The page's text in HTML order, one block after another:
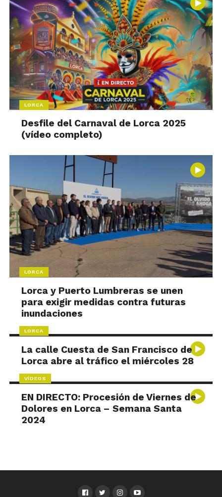
LORCA
Desfile del Carnaval de Lorca 2025
(vídeo completo)
LORCA
Lorca y Puerto Lumbreras se unen
para exigir medidas contra futuras
inundaciones
LORCA
La calle Cuesta de San Francisco de
Lorca abre al tráfico el miércoles 28
VÍDEOS
EN DIRECTO: Procesión de Viernes de
Dolores en Lorca – Semana Santa
2024